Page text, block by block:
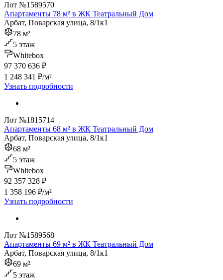
Лот №1589570
Апартаменты 78 м² в ЖК Театральный Дом
Арбат, Поварская улица, 8/1к1
78 м²
5 этаж
Whitebox
97 370 636 ₽
1 248 341 ₽/м²
Узнать подробности
Лот №1815714
Апартаменты 68 м² в ЖК Театральный Дом
Арбат, Поварская улица, 8/1к1
68 м²
5 этаж
Whitebox
92 357 328 ₽
1 358 196 ₽/м²
Узнать подробности
Лот №1589568
Апартаменты 69 м² в ЖК Театральный Дом
Арбат, Поварская улица, 8/1к1
69 м²
5 этаж